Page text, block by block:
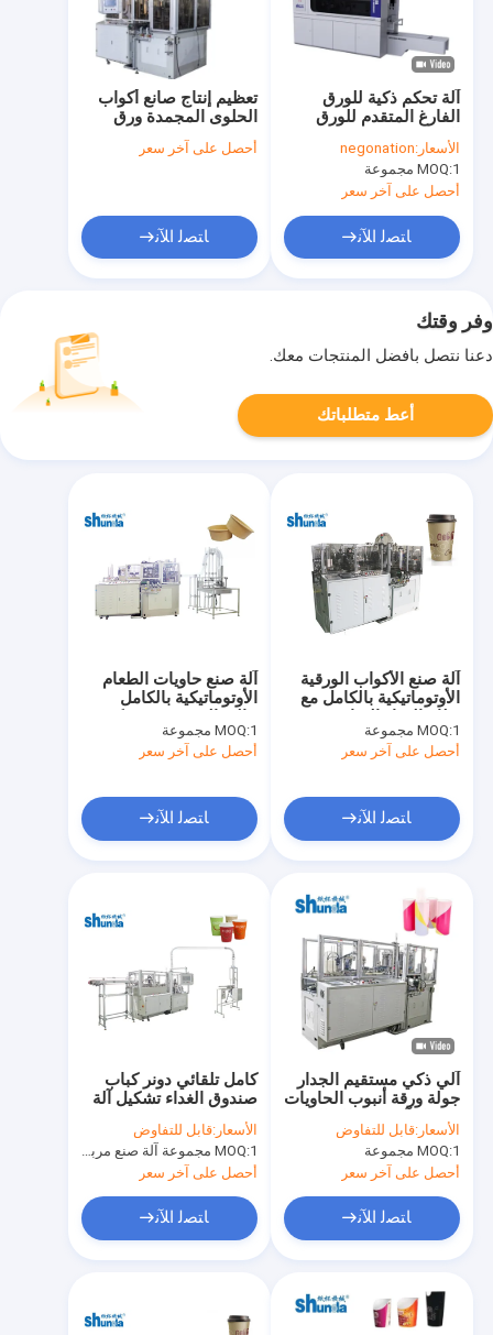
تعظيم إنتاج صانع أكواب
الحلوى المجمدة ورق
135-450 جرام/متر مربع
سماكة الورق سرعة
أحصل على آخر سعر
ﺎﺘﺼﻟ ﺍﻶﻧ
آلة تحكم ذكية للورق
الفارغ المتقدم للورق
الدقيق
الأسعار:negonation
MOQ:1 مجموعة
أحصل على آخر سعر
ﺎﺘﺼﻟ ﺍﻶﻧ
وفر وقتك
دعنا نتصل بأفضل المنتجات معك.
أعط متطلباتك
آلة صنع حاويات الطعام
الأوتوماتيكية بالكامل
plc ونظام الهواء الساخن
MOQ:1 مجموعة
أحصل على آخر سعر
ﺎﺘﺼﻟ ﺍﻶﻧ
آلة صنع الأكواب الورقية
الأوتوماتيكية بالكامل مع
والموجات فوق الصوتية
لكوب الورق PLA بسرعة
MOQ:1 مجموعة
أحصل على آخر سعر
ﺎﺘﺼﻟ ﺍﻶﻧ
كامل تلقائي دونر كباب
صندوق الغداء تشكيل آلة
لتغليف المواد الغذائية
الأسعار:قابل للتفاوض
MOQ:1 مجموعة آلة صنع مربع دونر
أحصل على آخر سعر
ﺎﺘﺼﻟ ﺍﻶﻧ
آلي ذكي مستقيم الجدار
جولة ورقة أنبوب الحاويات
تشكيل آلة مع نظام الهواء
الساخن
الأسعار:قابل للتفاوض
MOQ:1 مجموعة
أحصل على آخر سعر
ﺎﺘﺼﻟ ﺍﻶﻧ